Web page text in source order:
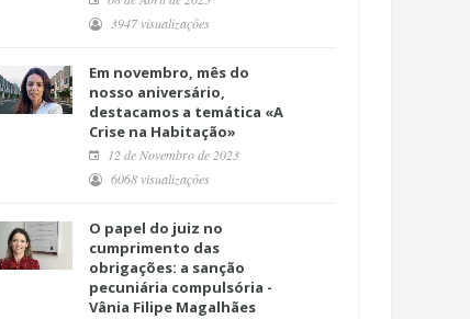
3947 visualizações
Em novembro, mês do
nosso aniversário,
destacamos a temática «A
Crise na Habitação»
12 de Novembro de 2023
6068 visualizações
O papel do juiz no
cumprimento das
obrigações: a sanção
pecuniária compulsória -
Vânia Filipe Magalhães